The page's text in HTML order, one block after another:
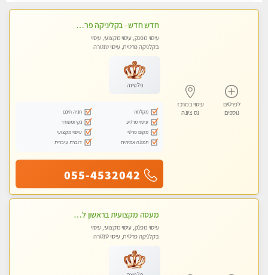
לפרטים
נוספים
עיסוי במרכז
נס ציונה
חדש חדש - בקליניקה פרטית בחולון עיסוי לחידוש אנרגיות עיסוי חלומי מומלץ מאוד-ללא מין! highly recommended new in the city
עיסוי מפנק, עיסוי מקצועי, עיסוי
בקלניקה פרטית, עיסוי טנטרה
פלטינה
מקלחת
חניה חינם
עיסוי מרגיע
נקי ומסודר
מקום פרטי
עיסוי מקצועי
תמונה אמיתית
דוברת עיברית
055-4532042
מעסה מקצועית בראשון לציון קליניקה פרטית לבריאות הגוף לעיסוי מקצועי ומפנק -שעות עבודה -10:00-23:00
עיסוי מפנק, עיסוי מקצועי, עיסוי
בקלניקה פרטית, עיסוי טנטרה